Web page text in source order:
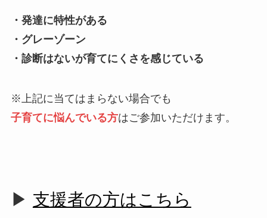
・発達に特性がある
・グレーゾーン
・診断はないが育てにくさを感じている
※上記に当てはまらない場合でも
子育てに悩んでいる方はご参加いただけます。
▶ 支援者の方はこちら